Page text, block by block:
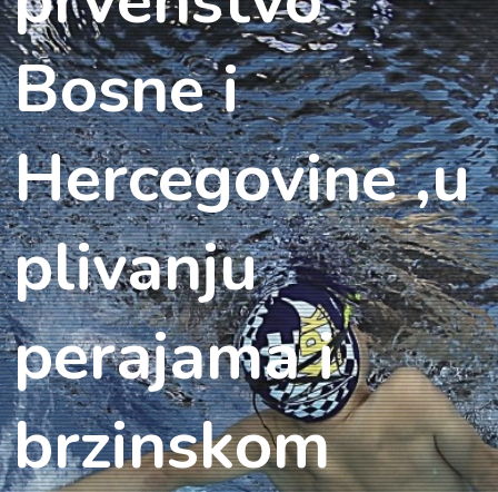
Bosne i
Hercegovine ,u
plivanju
perajama i
brzinskom